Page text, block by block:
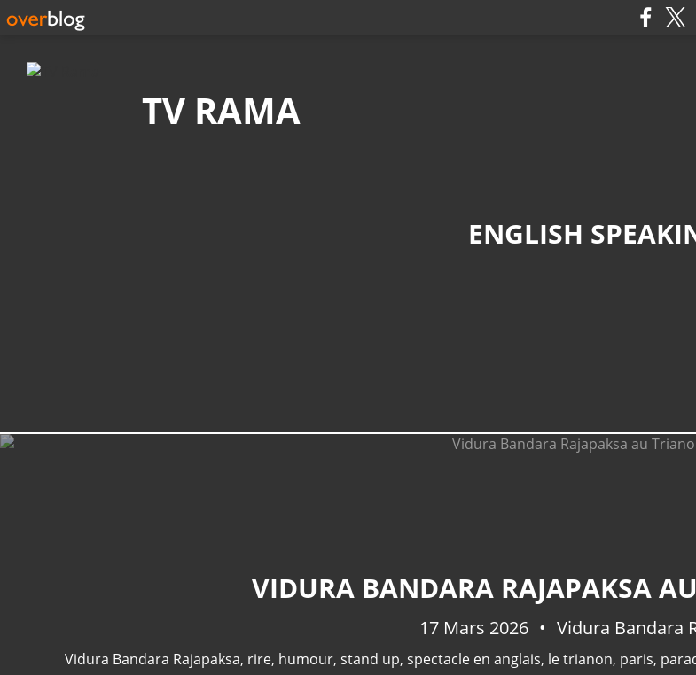
TV RAMA
ENGLISH
VIDURA BANDARA RAJAPAKSA
17 Mars 2026 Vidura Bandara
Vidura Bandara Rajapaksa, rire, humour, stand up, spectacle en anglais, le trianon, paris,